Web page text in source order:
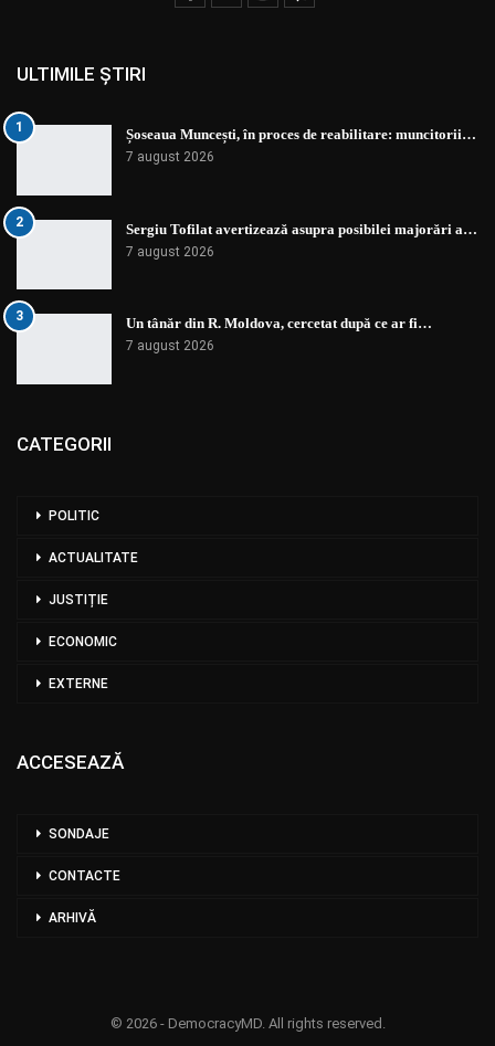
ULTIMILE ȘTIRI
1 Șoseaua Muncești, în proces de reabilitare: muncitorii…
7 august 2026
2 Sergiu Tofilat avertizează asupra posibilei majorări a…
7 august 2026
3 Un tânăr din R. Moldova, cercetat după ce ar fi…
7 august 2026
CATEGORII
POLITIC
ACTUALITATE
JUSTIȚIE
ECONOMIC
EXTERNE
ACCESEAZĂ
SONDAJE
CONTACTE
ARHIVĂ
© 2026 - DemocracyMD. All rights reserved.